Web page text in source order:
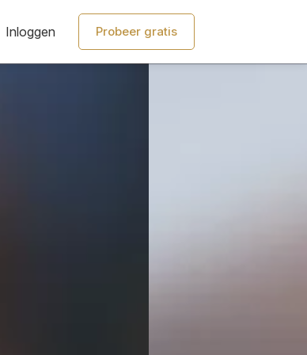
Inloggen Probeer gratis